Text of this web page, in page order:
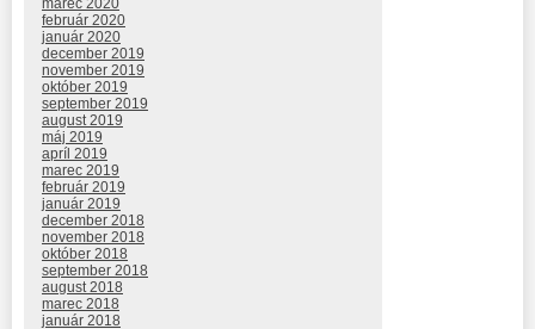
marec 2020
február 2020
január 2020
december 2019
november 2019
október 2019
september 2019
august 2019
máj 2019
apríl 2019
marec 2019
február 2019
január 2019
december 2018
november 2018
október 2018
september 2018
august 2018
marec 2018
január 2018